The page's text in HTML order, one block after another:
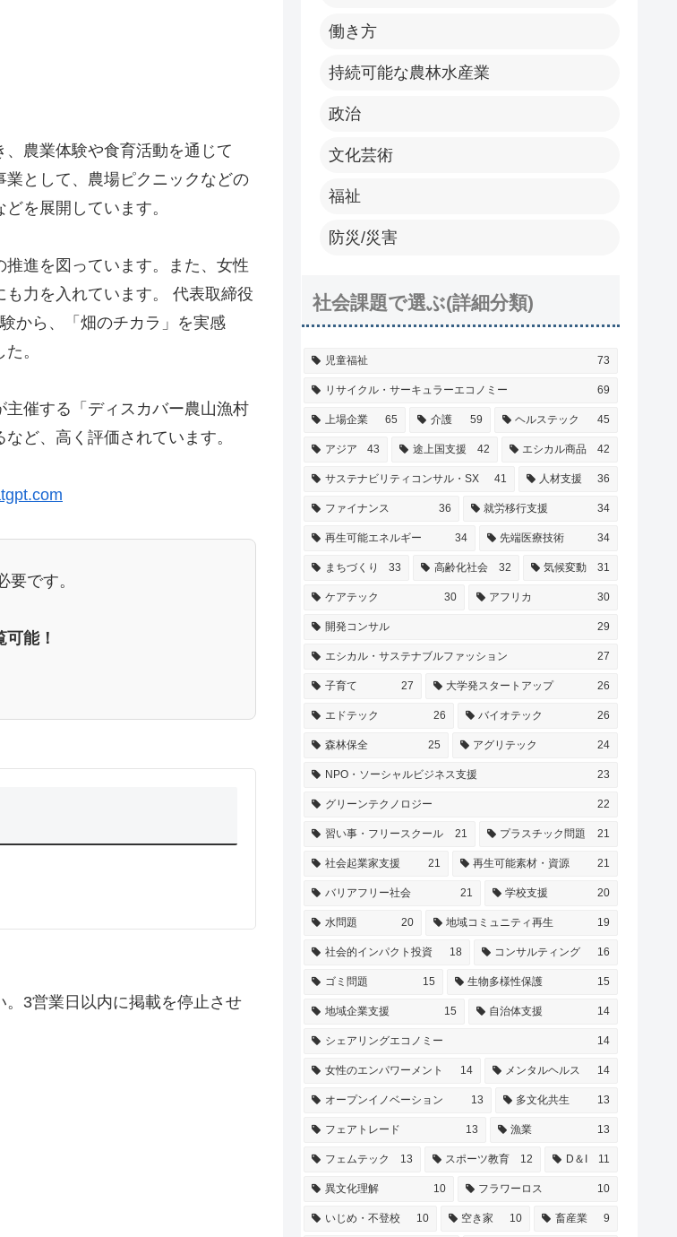
農業体験や食育活動を通じて
業として、農場ピクニックなどの
を展開しています。
進を図っています。また、女性
力を入れています。 代表取締役
から、「畑のチカラ」を実感
。
催する「ディスカバー農山漁村
ど、高く評価されています。
要です。
能！
。3営業日以内に掲載を停止させ
働き方
持続可能な農林水産業
政治
文化芸術
福祉
防災/災害
社会課題で選ぶ(詳細分類)
児童福祉 73
リサイクル・サーキュラーエコノミー 69
上場企業 65 介護 59 ヘルステック 45
アジア 43 途上国支援 42 エシカル商品 42
サステナビリティコンサル・SX 41 人材支援 36
ファイナンス 36 就労移行支援 34
再生可能エネルギー 34 先端医療技術 34
まちづくり 33 高齢化社会 32 気候変動 31
ケアテック 30 アフリカ 30
開発コンサル 29
エシカル・サステナブルファッション 27
子育て 27 大学発スタートアップ 26
エドテック 26 バイオテック 26
森林保全 25 アグリテック 24
NPO・ソーシャルビジネス支援 23
グリーンテクノロジー 22
習い事・フリースクール 21 プラスチック問題 21
社会起業家支援 21 再生可能素材・資源 21
バリアフリー社会 21 学校支援 20
水問題 20 地域コミュニティ再生 19
社会的インパクト投資 18 コンサルティング 16
ゴミ問題 15 生物多様性保護 15
地域企業支援 15 自治体支援 14
シェアリングエコノミー 14
女性のエンパワーメント 14 メンタルヘルス 14
オープンイノベーション 13 多文化共生 13
フェアトレード 13 漁業 13
フェムテック 13 スポーツ教育 12 D＆I 11
異文化理解 10 フラワーロス 10
いじめ・不登校 10 空き家 10 畜産業 9